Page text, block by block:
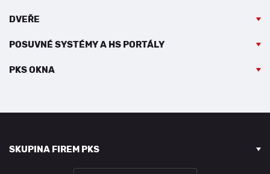
DVEŘE
POSUVNÉ SYSTÉMY A HS PORTÁLY
PKS OKNA
SKUPINA FIREM PKS